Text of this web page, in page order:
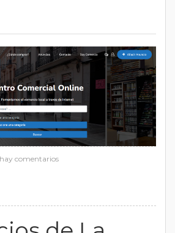
comentarios